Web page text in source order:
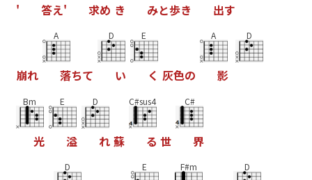
' 答え' 求め き みと歩き 出す
崩れ
A
落ちて
D
い
E
く 灰色の
A
影
D
Bm
光
E
溢
D
れ 蘇
C#sus4
る 世
C#
界
D E F#m D